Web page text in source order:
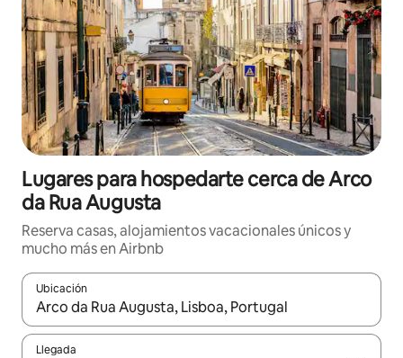
Lugares para hospedarte cerca de Arco
da Rua Augusta
Reserva casas, alojamientos vacacionales únicos y
mucho más en Airbnb
Ubicación
Cuando los resultados estén disponibles, podrás navegar
Llegada